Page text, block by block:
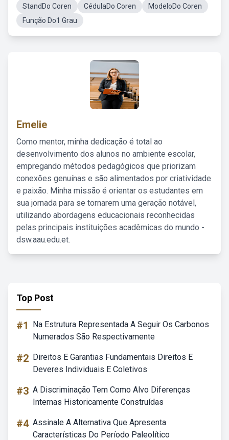
StandDo Coren
CédulaDo Coren
ModeloDo Coren
Função Do1 Grau
Emelie
Como mentor, minha dedicação é total ao
desenvolvimento dos alunos no ambiente escolar,
empregando métodos pedagógicos que priorizam
conexões genuínas e são alimentados por criatividade
e paixão. Minha missão é orientar os estudantes em
sua jornada para se tornarem uma geração notável,
utilizando abordagens educacionais reconhecidas
pelas principais instituições acadêmicas do mundo -
dsw.aau.edu.et.
Top Post
#1
Na Estrutura Representada A Seguir Os Carbonos
Numerados São Respectivamente
#2 Direitos E Garantias Fundamentais Direitos E
Deveres Individuais E Coletivos
#3 A Discriminação Tem Como Alvo Diferenças
Internas Historicamente Construídas
#4 Assinale A Alternativa Que Apresenta
Características Do Período Paleolítico